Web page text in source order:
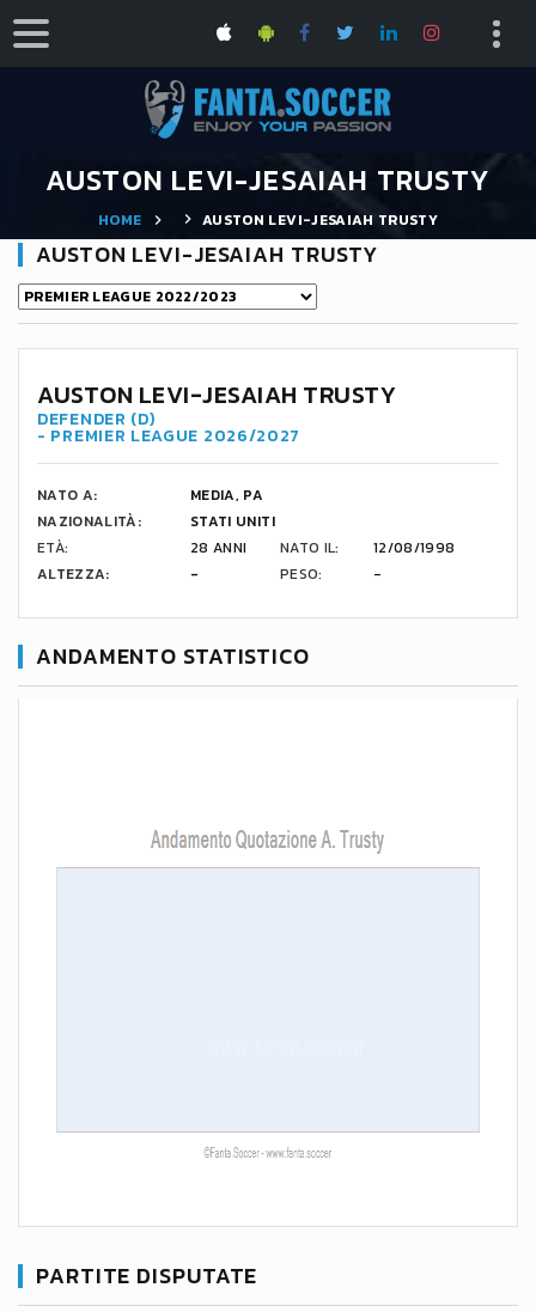
AUSTON LEVI-JESAIAH TRUSTY
HOME AUSTON LEVI-JESAIAH TRUSTY
AUSTON LEVI-JESAIAH TRUSTY
AUSTON LEVI-JESAIAH TRUSTY
DEFENDER (D)
- PREMIER LEAGUE 2026/2027
NATO A:
MEDIA, PA
NAZIONALITÀ:
STATI UNITI
ETÀ:
28 ANNI NATO IL:
12/08/1998
ALTEZZA:
- PESO: -
ANDAMENTO STATISTICO
PARTITE DISPUTATE